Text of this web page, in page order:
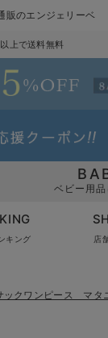
販のエンジェリーベ
上で送料無料
ベビー用
キング 店
ックワンピース マタ